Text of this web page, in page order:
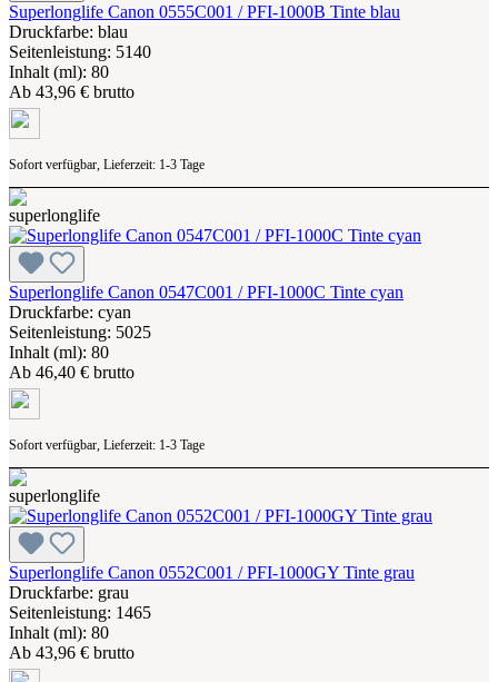
Superlonglife Canon 0555C001 / PFI-1000B Tinte blau
Druckfarbe: blau
Seitenleistung: 5140
Inhalt (ml): 80
Ab 43,96 € brutto
Sofort verfügbar, Lieferzeit: 1-3 Tage
Superlonglife Canon 0547C001 / PFI-1000C Tinte cyan
Druckfarbe: cyan
Seitenleistung: 5025
Inhalt (ml): 80
Ab 46,40 € brutto
Sofort verfügbar, Lieferzeit: 1-3 Tage
Superlonglife Canon 0552C001 / PFI-1000GY Tinte grau
Druckfarbe: grau
Seitenleistung: 1465
Inhalt (ml): 80
Ab 43,96 € brutto